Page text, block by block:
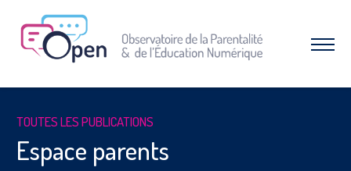
Afficher
le
À PROPOS DE L’OPEN
Qui sommes-nous ?
Nos combats et réussites
TOUTES LES PUBLICATIONS
Espace parents